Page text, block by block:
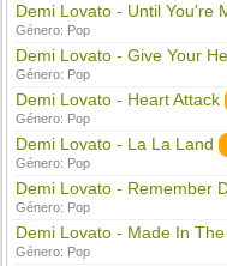
Demi Lovato - Until You're
Género: Pop
Demi Lovato - Give Your
Género: Pop
Demi Lovato - Heart Attack
Género: Pop
Demi Lovato - La La Land
Género: Pop
Demi Lovato - Remember
Género: Pop
Demi Lovato - Made In The
Género: Pop